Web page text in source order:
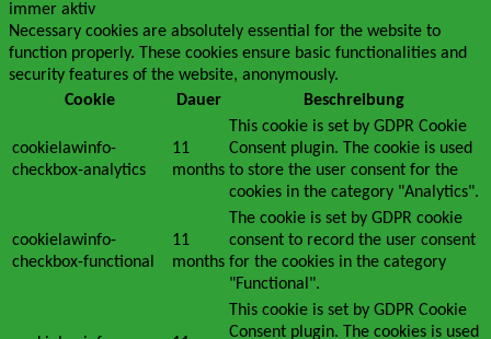
immer aktiv
Necessary cookies are absolutely essential for the website to
function properly. These cookies ensure basic functionalities and
security features of the website, anonymously.
Cookie
Dauer Beschreibung
cookielawinfo-
checkbox-analytics
11
months
This cookie is set by GDPR Cookie
Consent plugin. The cookie is used
to store the user consent for the
cookies in the category "Analytics".
cookielawinfo-
checkbox-functional
11
months
The cookie is set by GDPR cookie
consent to record the user consent
for the cookies in the category
"Functional".
This cookie is set by GDPR Cookie
Consent plugin. The cookies is used